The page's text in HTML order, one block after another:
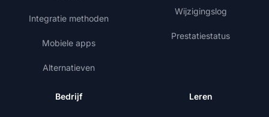
Integratie methoden
Mobiele apps
Alternatieven
Wijzigingslog
Prestatiestatus
Bedrijf Leren